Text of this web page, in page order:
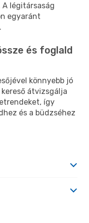
légitársaság
egyaránt
és foglald
könnyebb jó
átvizsgálja
így
és a büdzséhez